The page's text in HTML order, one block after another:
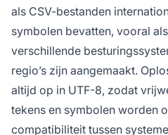
als CSV-bestanden
symbolen bevatten, vooral
verschillende
regio’s zijn aangemaakt.
altijd op in UTF-8, zodat
tekens en symbolen worden
compatibiliteit tussen